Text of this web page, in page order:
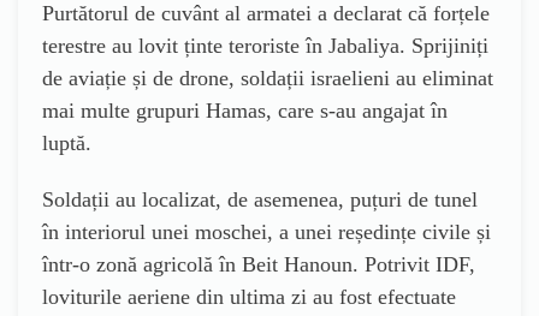
Purtătorul de cuvânt al armatei a declarat că forțele
terestre au lovit ținte teroriste în Jabaliya. Sprijiniți
de aviație și de drone, soldații israelieni au eliminat
mai multe grupuri Hamas, care s-au angajat în
luptă.
Soldații au localizat, de asemenea, puțuri de tunel
în interiorul unei moschei, a unei reședințe civile și
într-o zonă agricolă în Beit Hanoun. Potrivit IDF,
loviturile aeriene din ultima zi au fost efectuate